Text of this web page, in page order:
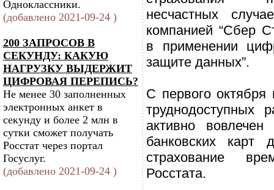
Одноклассники.
(добавлено 2021-09-24 )
200 ЗАПРОСОВ В
СЕКУНДУ: КАКУЮ
НАГРУЗКУ ВЫДЕРЖИТ
ЦИФРОВАЯ ПЕРЕПИСЬ?
Не менее 30 заполненных
электронных анкет в
секунду и более 2 млн в
сутки сможет получать
Росстат через портал
Госуслуг.
(добавлено 2021-09-24 )
несчастных
компанией “Сбер
в применении
защите данных”.
С первого октября
труднодоступных
активно
банковских карт
страхование
Росстата.